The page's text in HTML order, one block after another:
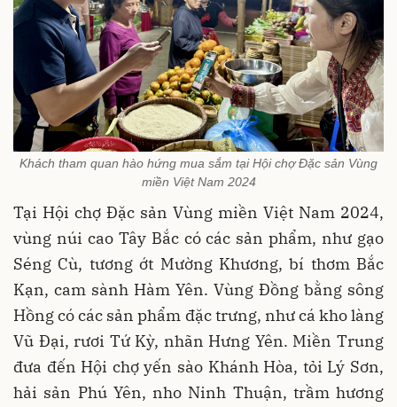
Khách tham quan hào hứng mua sắm tại Hội chợ Đặc sản Vùng
miền Việt Nam 2024
Tại Hội chợ Đặc sản Vùng miền Việt Nam 2024,
vùng núi cao Tây Bắc có các sản phẩm, như gạo
Séng Cù, tương ớt Mường Khương, bí thơm Bắc
Kạn, cam sành Hàm Yên. Vùng Đồng bằng sông
Hồng có các sản phẩm đặc trưng, như cá kho làng
Vũ Đại, rươi Tứ Kỳ, nhãn Hưng Yên. Miền Trung
đưa đến Hội chợ yến sào Khánh Hòa, tỏi Lý Sơn,
hải sản Phú Yên, nho Ninh Thuận, trầm hương